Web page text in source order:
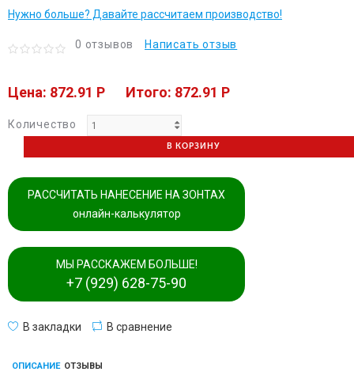
Нужно больше? Давайте рассчитаем производство!
0 отзывов Написать отзыв
Цена: 872.91 P Итого: 872.91 P
Количество
В КОРЗИНУ
РАССЧИТАТЬ НАНЕСЕНИЕ НА ЗОНТАХ
онлайн-калькулятор
МЫ РАССКАЖЕМ БОЛЬШЕ!
+7 (929) 628-75-90
В закладки В сравнение
ОПИСАНИЕ ОТЗЫВЫ